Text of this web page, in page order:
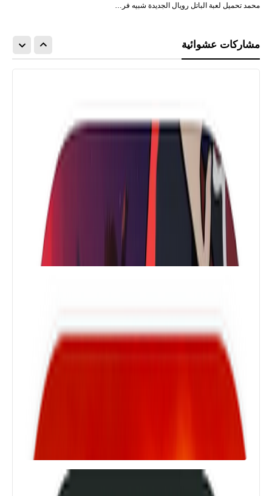
محمد تحميل لعبة الباتل رويال الجديدة شبيه فر…
مشاركات عشوائية